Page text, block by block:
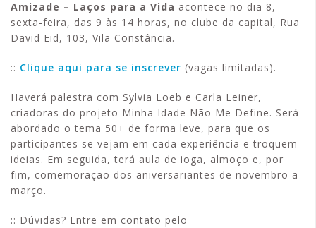
Amizade – Laços para a Vida acontece no dia 8,
sexta-feira, das 9 às 14 horas, no clube da capital, Rua
David Eid, 103, Vila Constância.
:: Clique aqui para se inscrever (vagas limitadas).
Haverá palestra com Sylvia Loeb e Carla Leiner,
criadoras do projeto Minha Idade Não Me Define. Será
abordado o tema 50+ de forma leve, para que os
participantes se vejam em cada experiência e troquem
ideias. Em seguida, terá aula de ioga, almoço e, por
fim, comemoração dos aniversariantes de novembro a
março.
:: Dúvidas? Entre em contato pelo